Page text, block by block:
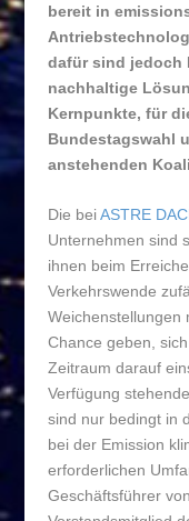
bereit in
dafür sind jedoch
nachhaltige
Kernpunkte, für
Bundestagswahl
anstehenden
Die bei ASTRE
Unternehmen sind
ihnen beim
Verkehrswende
Weichenstellungen
Chance geben,
Zeitraum darauf
Verfügung
sind nur bedingt in
bei der Emission
erforderlichen
Geschäftsführer